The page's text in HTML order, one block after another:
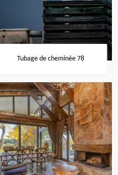
Tubage de cheminée 78